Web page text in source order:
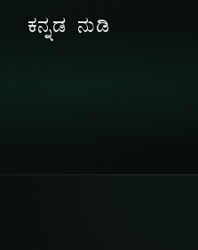
ಕನ್ನಡ ನುಡಿ